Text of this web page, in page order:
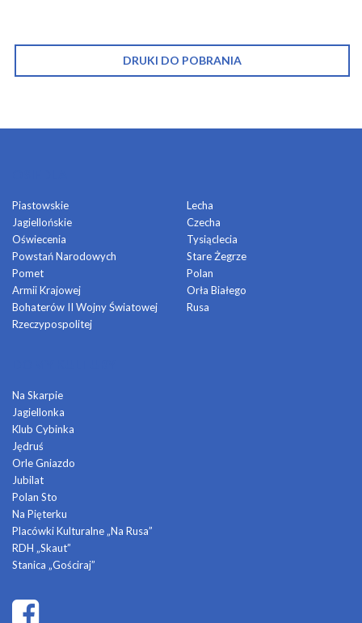
DRUKI DO POBRANIA
Piastowskie
Jagiellońskie
Oświecenia
Powstań Narodowych
Pomet
Armii Krajowej
Bohaterów II Wojny Światowej
Rzeczypospolitej
Lecha
Czecha
Tysiąclecia
Stare Żegrze
Polan
Orła Białego
Rusa
Na Skarpie
Jagiellonka
Klub Cybinka
Jędruś
Orle Gniazdo
Jubilat
Polan Sto
Na Pięterku
Placówki Kulturalne „Na Rusa”
RDH „Skaut”
Stanica „Gościraj”